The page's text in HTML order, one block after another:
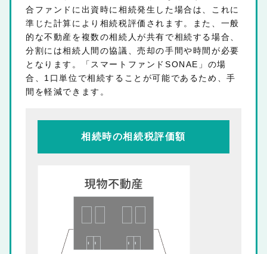
合ファンドに出資時に相続発生した場合は、これに
準じた計算により相続税評価されます。また、一般
的な不動産を複数の相続人が共有で相続する場合、
分割には相続人間の協議、売却の手間や時間が必要
となります。「スマートファンドSONAE」の場
合、1口単位で相続することが可能であるため、手
間を軽減できます。
相続時の相続税評価額